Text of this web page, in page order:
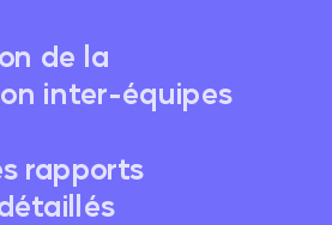
de la
inter-équipes
rapports